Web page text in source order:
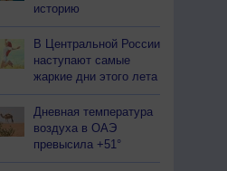
историю
В Центральной России
наступают самые
жаркие дни этого лета
Дневная температура
воздуха в ОАЭ
превысила +51°